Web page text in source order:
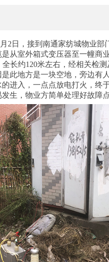
月2日，接到南通家纺城物业
从室外箱式变压器至一幢商
全长约120米左右，经相关检
此地方是一块空地，旁边有
进入，一点点放电打火，终
生，物业方简单处理好故障